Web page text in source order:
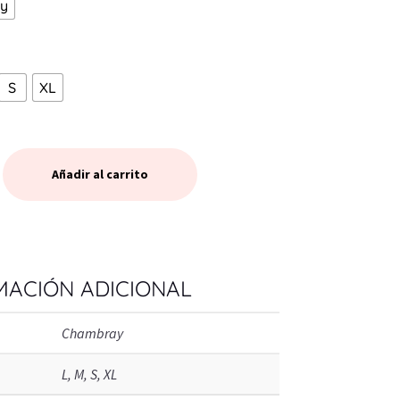
S XL
Añadir al carrito
ADICIONAL
Chambray
L, M, S, XL